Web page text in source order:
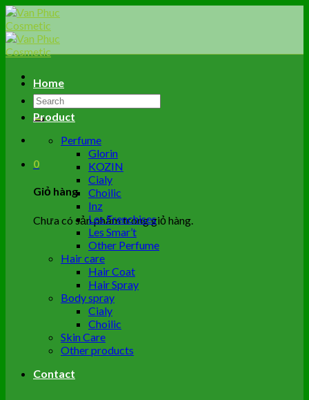
Skip
to
content
Tìm
kiếm:
0
Giỏ hàng
Chưa có sản phẩm trong giỏ hàng.
Home
Product
Perfume
Glorin
KOZIN
Cialy
Choilic
Inz
Les Frenchises
Les Smar’t
Other Perfume
Hair care
Hair Coat
Hair Spray
Body spray
Cialy
Choilic
Skin Care
Other products
Contact